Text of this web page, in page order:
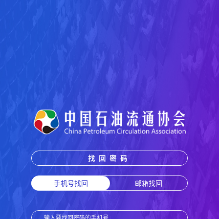
找回密码
手机号找回 邮箱找回